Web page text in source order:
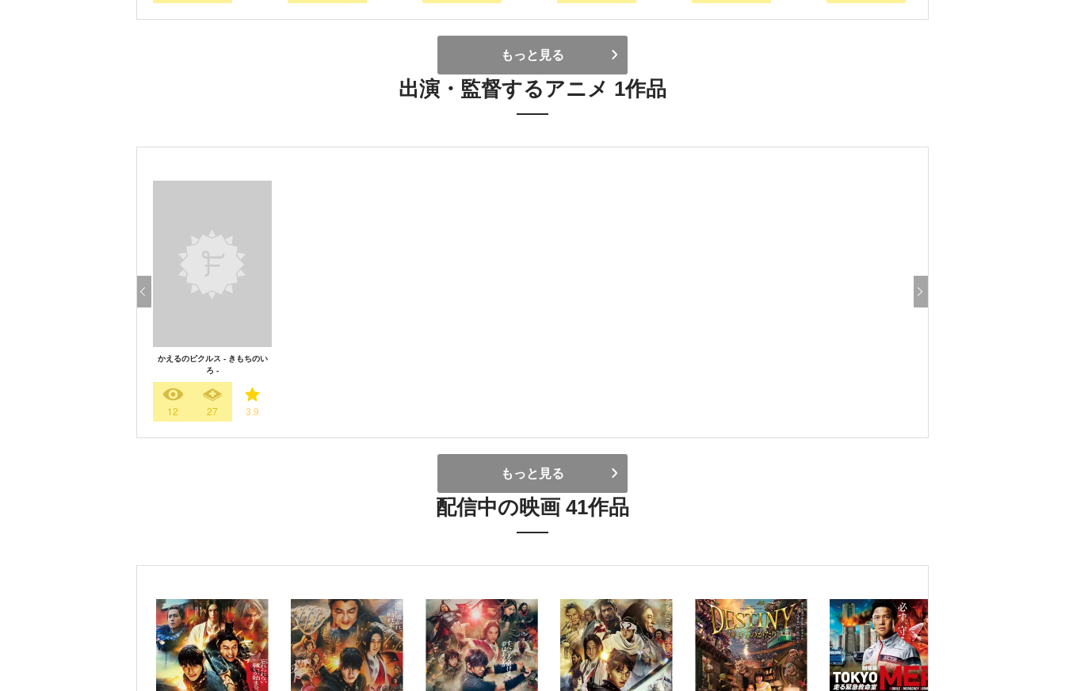
もっと見る
出演・監督するアニメ 1作品
かえるのピクルス - きもちのい
ろ -
12 27 3.9
もっと見る
配信中の映画 41作品